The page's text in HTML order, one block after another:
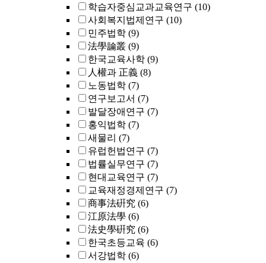
학습자중심교과교육연구 (10)
사회복지법제연구 (10)
민주법학 (9)
法學論叢 (9)
한국교육사학 (9)
人權과 正義 (8)
노동법학 (7)
연구보고서 (7)
발달장애연구 (7)
홍익법학 (7)
새물리 (7)
유럽헌법연구 (7)
법률실무연구 (7)
현대교육연구 (7)
교육재정경제연구 (7)
商事法硏究 (6)
江原法學 (6)
法史學硏究 (6)
한국초등교육 (6)
서강법학 (6)